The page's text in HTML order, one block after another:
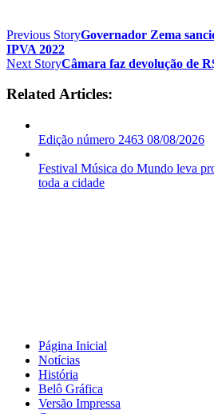
Previous StoryGovernador Zema
IPVA 2022
Next StoryCâmara faz devolução de
Related Articles:
Edição número 2463 08/08/2026
Festival Música do Mundo leva
toda a cidade
Página Inicial
Notícias
História
Belô Gráfica
Versão Impressa